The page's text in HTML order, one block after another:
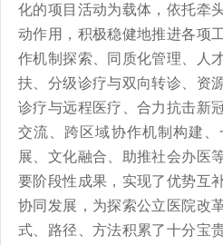
化的项目活动为载体，依托牵
动作用，积极稳健地推进各项
作机制探索、同质化管理、人
扶、分级诊疗与双向转诊、资
诊疗与远程医疗、合力抗击新
交流、跨区域协作机制构建
展、文化融合、助推社会办医
要阶段性成果，实现了优势互
协同发展，为探索公立医院改
式、路径、方法积累了十分宝